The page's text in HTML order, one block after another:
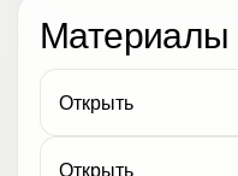
Материалы
Открыть
Открыть